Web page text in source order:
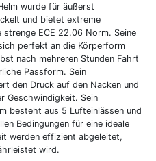
wurde für äußerst
und bietet extreme
ECE 22.06 Norm. Seine
perfekt an die Körperform
nach mehreren Stunden Fahrt
Passform. Sein
den Druck auf den Nacken und
Geschwindigkeit. Sein
besteht aus 5 Lufteinlässen und
Bedingungen für eine ideale
werden effizient abgeleitet,
wird.